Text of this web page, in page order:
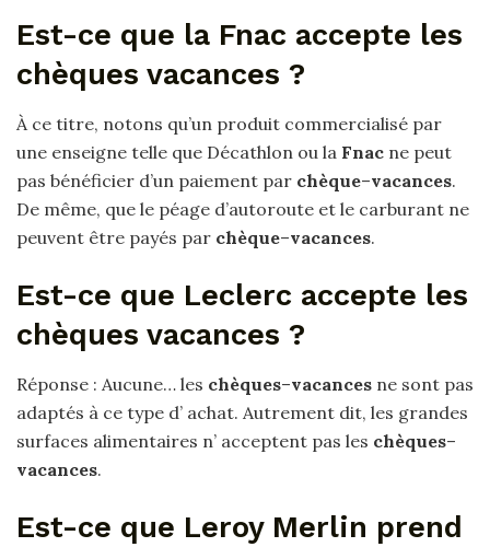
Est-ce que la Fnac accepte les
chèques vacances ?
À ce titre, notons qu’un produit commercialisé par
une enseigne telle que Décathlon ou la Fnac ne peut
pas bénéficier d’un paiement par chèque–vacances.
De même, que le péage d’autoroute et le carburant ne
peuvent être payés par chèque–vacances.
Est-ce que Leclerc accepte les
chèques vacances ?
Réponse : Aucune… les chèques–vacances ne sont pas
adaptés à ce type d’ achat. Autrement dit, les grandes
surfaces alimentaires n’ acceptent pas les chèques–
vacances.
Est-ce que Leroy Merlin prend